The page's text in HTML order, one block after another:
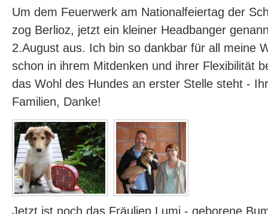
Um dem Feuerwerk am Nationalfeiertag der
zog Berlioz, jetzt ein kleiner Headbanger
2.August aus. Ich bin so dankbar für all meine
schon in ihrem Mitdenken und ihrer Flexibilität
das Wohl des Hundes an erster Stelle steht -
Familien, Danke!
Jetzt ist noch das Fräulien Lumi - geborene